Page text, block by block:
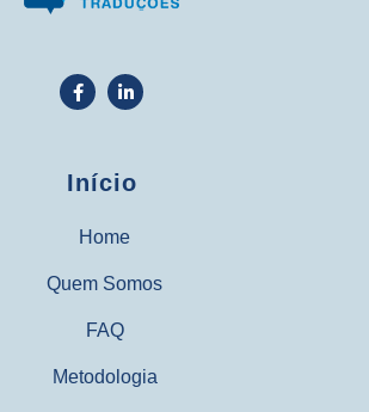
Início
Home
Quem Somos
FAQ
Metodologia